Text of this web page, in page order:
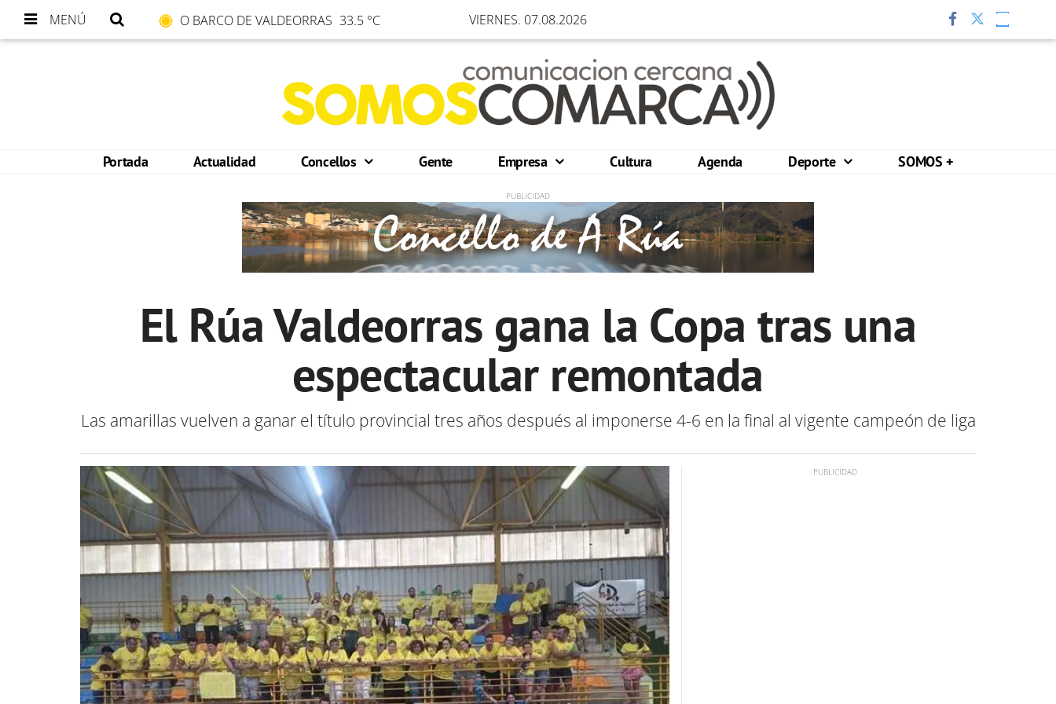
MENÚ O BARCO DE VALDEORRAS 33.5 °C VIERNES. 07.08.2026
Portada Actualidad Concellos Gente Empresa Cultura Agenda Deporte SOMOS +
El Rúa Valdeorras gana la Copa tras una
espectacular remontada
Las amarillas vuelven a ganar el título provincial tres años después al imponerse 4-6 en la final al vigente campeón de liga